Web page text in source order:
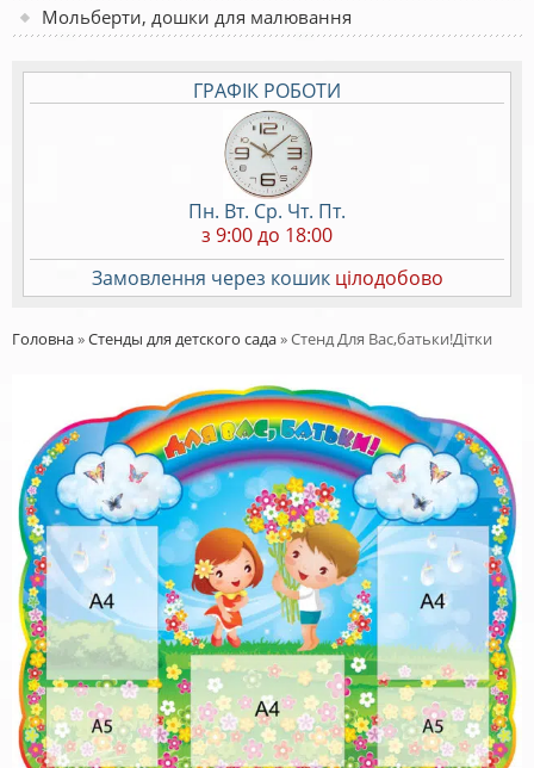
Мольберти, дошки для малювання
ГРАФІК РОБОТИ
Пн. Вт. Ср. Чт. Пт.
з 9:00 до 18:00
Замовлення через кошик цілодобово
Головна»Стенды для детского сада»Стенд Для Вас,батьки!Дітки